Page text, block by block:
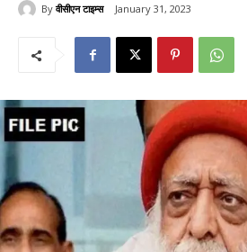
By वीसीएन टाइम्स January 31, 2023